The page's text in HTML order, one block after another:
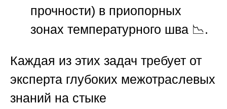
прочности) в приопорных
зонах температурного шва 📉.
Каждая из этих задач требует от
эксперта глубоких межотраслевых
знаний на стыке